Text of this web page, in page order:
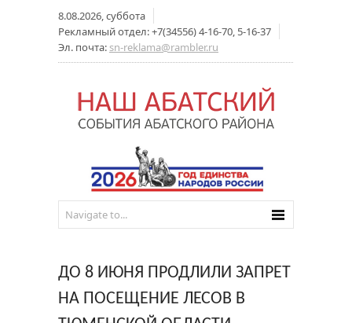
8.08.2026, суббота
Рекламный отдел: +7(34556) 4-16-70, 5-16-37
Эл. почта: sn-reklama@rambler.ru
ДО 8 ИЮНЯ ПРОДЛИЛИ ЗАПРЕТ
НА ПОСЕЩЕНИЕ ЛЕСОВ В